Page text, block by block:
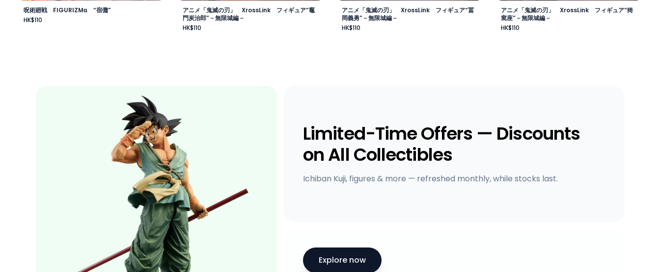
呪術廻戦 FIGURIZMα “宿儺”
HK$110
アニメ「鬼滅の刃」 XrossLink フィギュア“竈
門炭治郎”－無限城編－
HK$110
アニメ「鬼滅の刃」 XrossLink フィギュア“冨
岡義勇”－無限城編－
HK$110
アニメ「鬼滅の刃」 XrossLink フィギュア“猗
窩座”－無限城編－
HK$110
Limited-Time Offers — Discounts
on All Collectibles
Ichiban Kuji, figures & more — refreshed monthly, while stocks last.
Explore now